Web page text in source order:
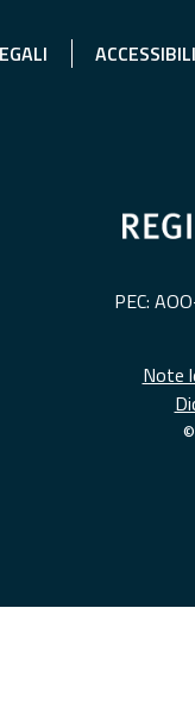
PEC:
Note